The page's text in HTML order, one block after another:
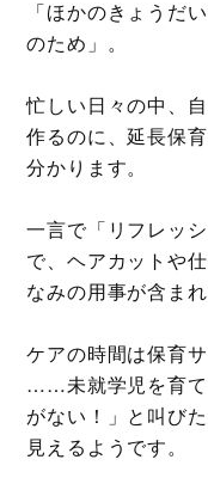
「ほかのきょうだ
のため」。
忙しい日々の中、
作るのに、延長保
分かります。
一言で「リフレッ
で、ヘアカットや
なみの用事が含まれ
ケアの時間は保育
……未就学児を育て
がない！」と叫び
見えるようです。